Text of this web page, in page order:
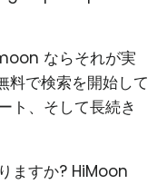
ならそれが実
料で検索を開始して
ト、そして長続き
ますか? HiMoon